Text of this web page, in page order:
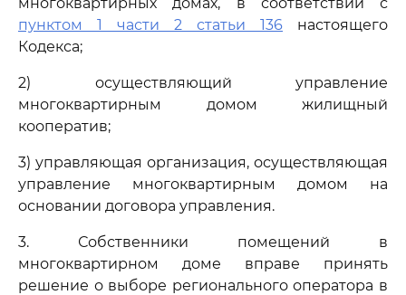
пунктом 1 части 2 статьи 136 настоящего
Кодекса;
2) осуществляющий управление
многоквартирным домом жилищный
кооператив;
3) управляющая организация, осуществляющая
управление многоквартирным домом на
основании договора управления.
3. Собственники помещений в
многоквартирном доме вправе принять
решение о выборе регионального оператора в